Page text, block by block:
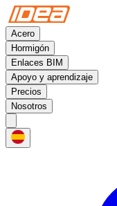
Acero
Hormigón
Enlaces BIM
Apoyo y aprendizaje
Precios
Nosotros